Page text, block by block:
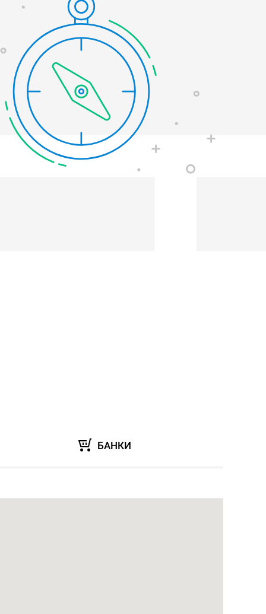
БАНКИ